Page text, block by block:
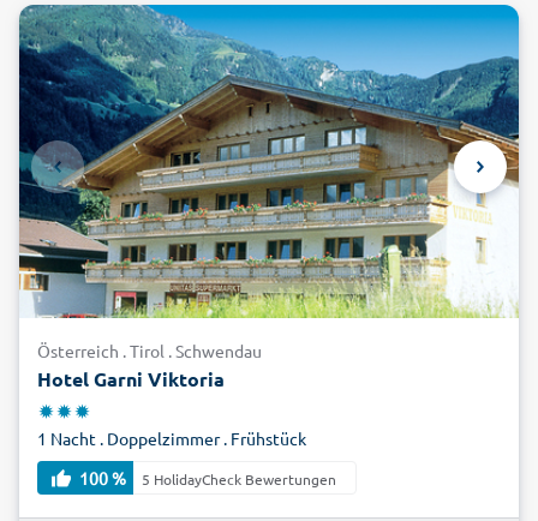
Österreich . Tirol . Schwendau
Hotel Garni Viktoria
1 Nacht . Doppelzimmer . Frühstück
100 %
5 HolidayCheck Bewertungen